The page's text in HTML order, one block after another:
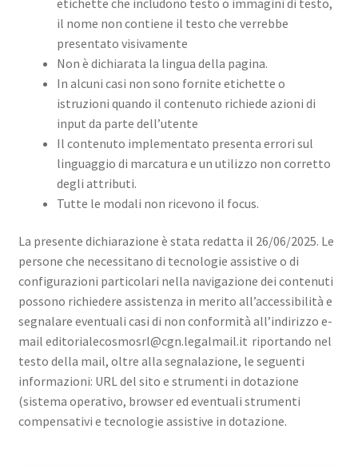
il nome non contiene il testo che verrebbe
presentato visivamente
Non è dichiarata la lingua della pagina.
In alcuni casi non sono fornite etichette o
istruzioni quando il contenuto richiede azioni di
input da parte dell’utente
Il contenuto implementato presenta errori sul
linguaggio di marcatura e un utilizzo non corretto
degli attributi.
Tutte le modali non ricevono il focus.
La presente dichiarazione è stata redatta il 26/06/2025. Le
persone che necessitano di tecnologie assistive o di
configurazioni particolari nella navigazione dei contenuti
possono richiedere assistenza in merito all’accessibilità e
segnalare eventuali casi di non conformità all’indirizzo e-
mail editorialecosmosrl@cgn.legalmail.it riportando nel
testo della mail, oltre alla segnalazione, le seguenti
informazioni: URL del sito e strumenti in dotazione
(sistema operativo, browser ed eventuali strumenti
compensativi e tecnologie assistive in dotazione.